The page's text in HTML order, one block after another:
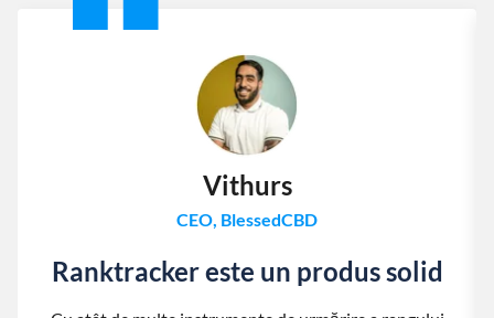
Vithurs
CEO, BlessedCBD
Ranktracker este un produs solid